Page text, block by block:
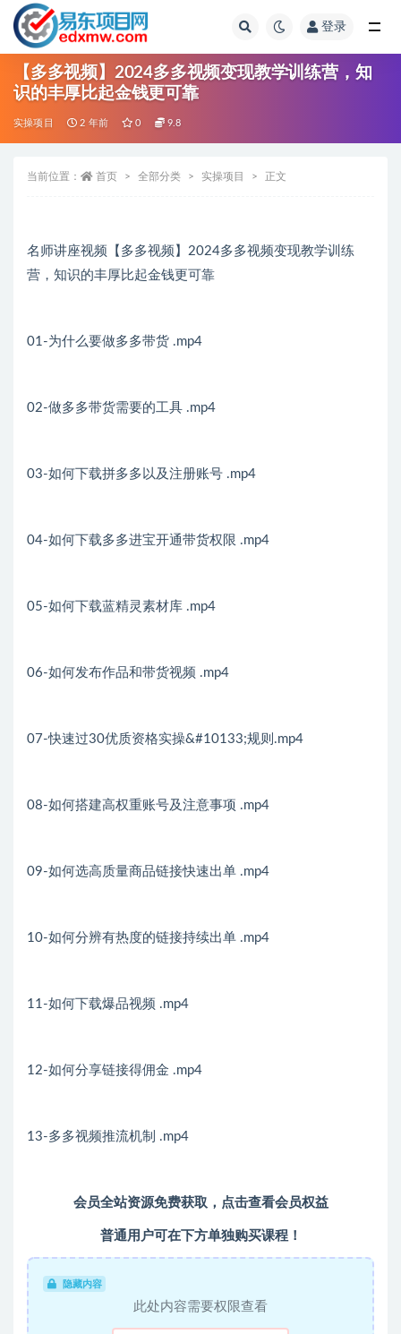
登录
【多多视频】2024多多视频变现教学训练营，知
识的丰厚比起金钱更可靠
实操项目 2 年前 0 9.8
当前位置： 首页 全部分类 实操项目 正文
名师讲座视频【多多视频】2024多多视频变现教学训练
营，知识的丰厚比起金钱更可靠
01-为什么要做多多带货 .mp4
02-做多多带货需要的工具 .mp4
03-如何下载拼多多以及注册账号 .mp4
04-如何下载多多进宝开通带货权限 .mp4
05-如何下载蓝精灵素材库 .mp4
06-如何发布作品和带货视频 .mp4
07-快速过30优质资格实操&#10133;规则.mp4
08-如何搭建高权重账号及注意事项 .mp4
09-如何选高质量商品链接快速出单 .mp4
10-如何分辨有热度的链接持续出单 .mp4
11-如何下载爆品视频 .mp4
12-如何分享链接得佣金 .mp4
13-多多视频推流机制 .mp4
会员全站资源免费获取， 点击查看会员权益
普通用户可在下方单独购买课程！
隐藏内容
此处内容需要权限查看